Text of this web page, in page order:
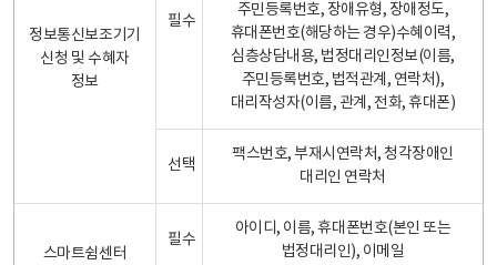
정보통신보조기기
신청 및 수혜자
정보
필수
주민등록번호, 장애유형, 장애정도,
휴대폰번호(해당하는 경우)수혜이력,
심층상담내용, 법정대리인정보(이름,
주민등록번호, 법적관계, 연락처),
대리작성자(이름, 관계, 전화, 휴대폰)
선택
팩스번호, 부재시연락처, 청각장애인
대리인 연락처
스마트쉼센터
필수
아이디, 이름, 휴대폰번호(본인 또는
법정대리인), 이메일